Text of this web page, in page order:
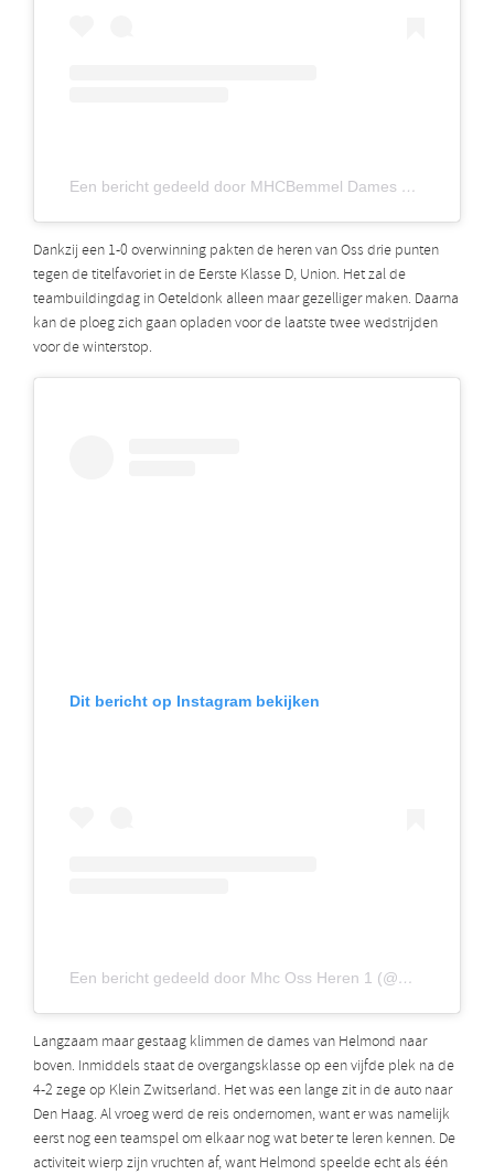
Een bericht gedeeld door MHCBemmel Dames 1
Dankzij een 1-0 overwinning pakten de heren van Oss drie punten
tegen de titelfavoriet in de Eerste Klasse D, Union. Het zal de
teambuildingdag in Oeteldonk alleen maar gezelliger maken. Daarna
kan de ploeg zich gaan opladen voor de laatste twee wedstrijden
voor de winterstop.
Dit bericht op Instagram bekijken
Een bericht gedeeld door Mhc Oss Heren 1 (@mhcossheren1)
Langzaam maar gestaag klimmen de dames van Helmond naar
boven. Inmiddels staat de overgangsklasse op een vijfde plek na de
4-2 zege op Klein Zwitserland. Het was een lange zit in de auto naar
Den Haag. Al vroeg werd de reis ondernomen, want er was namelijk
eerst nog een teamspel om elkaar nog wat beter te leren kennen. De
activiteit wierp zijn vruchten af, want Helmond speelde echt als één